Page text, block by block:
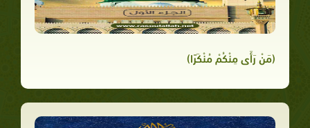
(مَنْ رَأَى مِنْكُمْ مُنْكَرًا)